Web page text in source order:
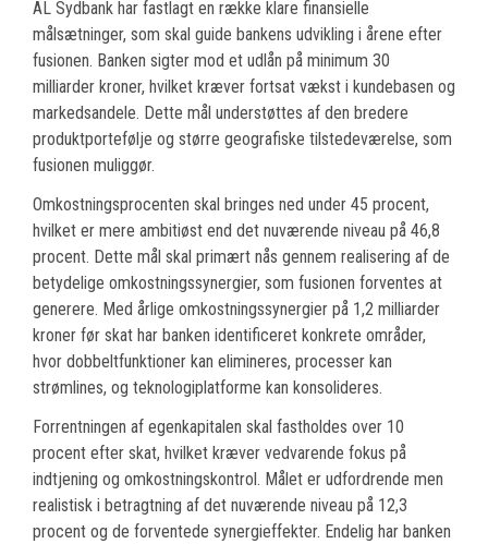
AL Sydbank har fastlagt en række klare finansielle
målsætninger, som skal guide bankens udvikling i årene efter
fusionen. Banken sigter mod et udlån på minimum 30
milliarder kroner, hvilket kræver fortsat vækst i kundebasen og
markedsandele. Dette mål understøttes af den bredere
produktportefølje og større geografiske tilstedeværelse, som
fusionen muliggør.
Omkostningsprocenten skal bringes ned under 45 procent,
hvilket er mere ambitiøst end det nuværende niveau på 46,8
procent. Dette mål skal primært nås gennem realisering af de
betydelige omkostningssynergier, som fusionen forventes at
generere. Med årlige omkostningssynergier på 1,2 milliarder
kroner før skat har banken identificeret konkrete områder,
hvor dobbeltfunktioner kan elimineres, processer kan
strømlines, og teknologiplatforme kan konsolideres.
Forrentningen af egenkapitalen skal fastholdes over 10
procent efter skat, hvilket kræver vedvarende fokus på
indtjening og omkostningskontrol. Målet er udfordrende men
realistisk i betragtning af det nuværende niveau på 12,3
procent og de forventede synergieffekter. Endelig har banken